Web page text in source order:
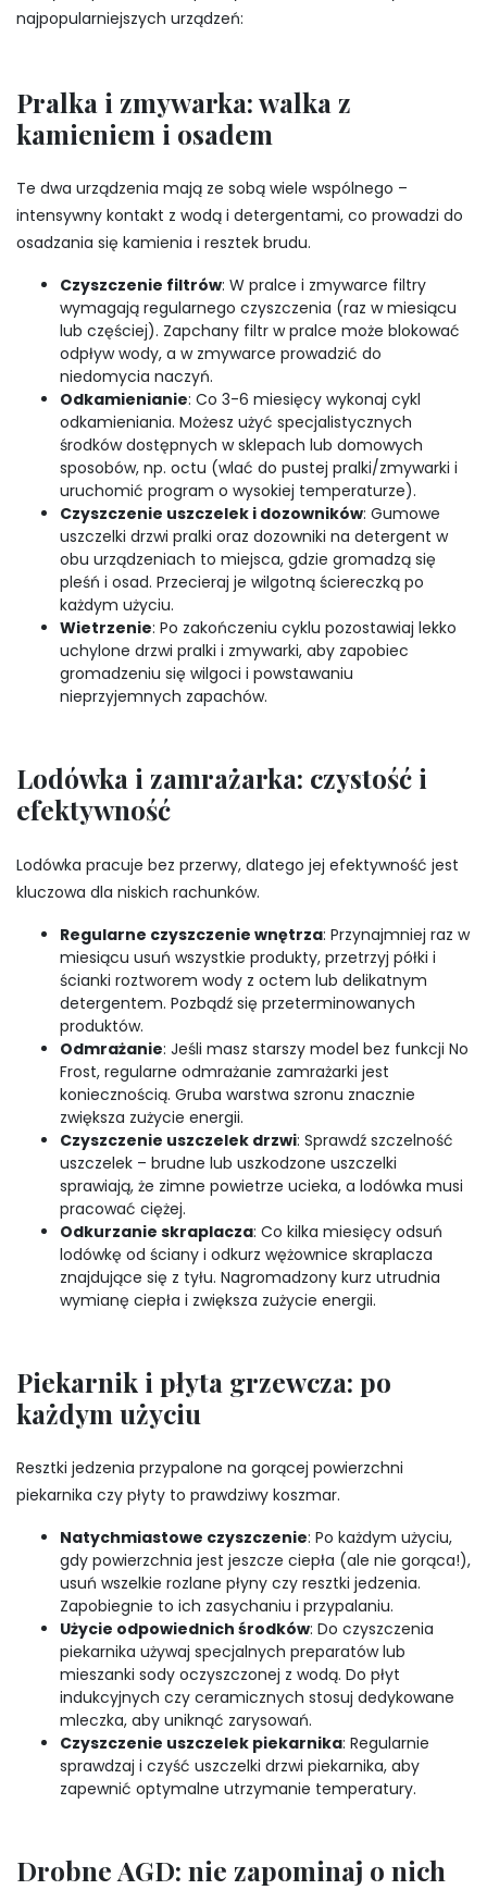
najpopularniejszych urządzeń:
Pralka i zmywarka: walka z
kamieniem i osadem
Te dwa urządzenia mają ze sobą wiele wspólnego –
intensywny kontakt z wodą i detergentami, co prowadzi do
osadzania się kamienia i resztek brudu.
Czyszczenie filtrów: W pralce i zmywarce filtry
wymagają regularnego czyszczenia (raz w miesiącu
lub częściej). Zapchany filtr w pralce może blokować
odpływ wody, a w zmywarce prowadzić do
niedomycia naczyń.
Odkamienianie: Co 3-6 miesięcy wykonaj cykl
odkamieniania. Możesz użyć specjalistycznych
środków dostępnych w sklepach lub domowych
sposobów, np. octu (wlać do pustej pralki/zmywarki i
uruchomić program o wysokiej temperaturze).
Czyszczenie uszczelek i dozowników: Gumowe
uszczelki drzwi pralki oraz dozowniki na detergent w
obu urządzeniach to miejsca, gdzie gromadzą się
pleśń i osad. Przecieraj je wilgotną ściereczką po
każdym użyciu.
Wietrzenie: Po zakończeniu cyklu pozostawiaj lekko
uchylone drzwi pralki i zmywarki, aby zapobiec
gromadzeniu się wilgoci i powstawaniu
nieprzyjemnych zapachów.
Lodówka i zamrażarka: czystość i
efektywność
Lodówka pracuje bez przerwy, dlatego jej efektywność jest
kluczowa dla niskich rachunków.
Regularne czyszczenie wnętrza: Przynajmniej raz w
miesiącu usuń wszystkie produkty, przetrzyj półki i
ścianki roztworem wody z octem lub delikatnym
detergentem. Pozbądź się przeterminowanych
produktów.
Odmrażanie: Jeśli masz starszy model bez funkcji No
Frost, regularne odmrażanie zamrażarki jest
koniecznością. Gruba warstwa szronu znacznie
zwiększa zużycie energii.
Czyszczenie uszczelek drzwi: Sprawdź szczelność
uszczelek – brudne lub uszkodzone uszczelki
sprawiają, że zimne powietrze ucieka, a lodówka musi
pracować ciężej.
Odkurzanie skraplacza: Co kilka miesięcy odsuń
lodówkę od ściany i odkurz wężownice skraplacza
znajdujące się z tyłu. Nagromadzony kurz utrudnia
wymianę ciepła i zwiększa zużycie energii.
Piekarnik i płyta grzewcza: po
każdym użyciu
Resztki jedzenia przypalone na gorącej powierzchni
piekarnika czy płyty to prawdziwy koszmar.
Natychmiastowe czyszczenie: Po każdym użyciu,
gdy powierzchnia jest jeszcze ciepła (ale nie gorąca!),
usuń wszelkie rozlane płyny czy resztki jedzenia.
Zapobiegnie to ich zasychaniu i przypalaniu.
Użycie odpowiednich środków: Do czyszczenia
piekarnika używaj specjalnych preparatów lub
mieszanki sody oczyszczonej z wodą. Do płyt
indukcyjnych czy ceramicznych stosuj dedykowane
mleczka, aby uniknąć zarysowań.
Czyszczenie uszczelek piekarnika: Regularnie
sprawdzaj i czyść uszczelki drzwi piekarnika, aby
zapewnić optymalne utrzymanie temperatury.
Drobne AGD: nie zapominaj o nich